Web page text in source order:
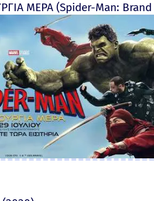
ΜΕΡΑ (Spider-Man: